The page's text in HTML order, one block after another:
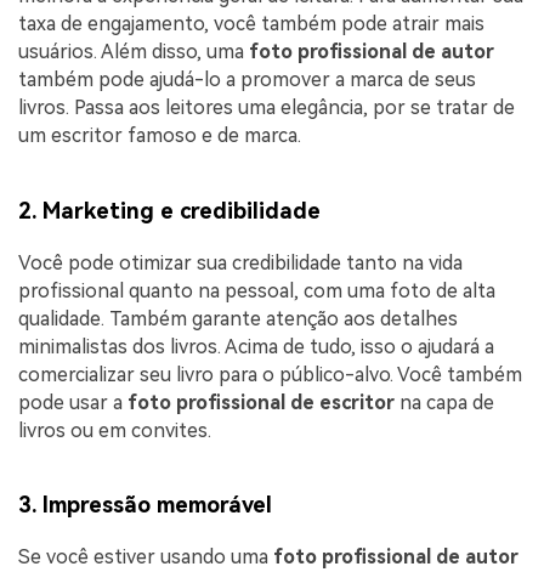
taxa de engajamento, você também pode atrair mais
usuários. Além disso, uma foto profissional de autor
também pode ajudá-lo a promover a marca de seus
livros. Passa aos leitores uma elegância, por se tratar de
um escritor famoso e de marca.
2. Marketing e credibilidade
Você pode otimizar sua credibilidade tanto na vida
profissional quanto na pessoal, com uma foto de alta
qualidade. Também garante atenção aos detalhes
minimalistas dos livros. Acima de tudo, isso o ajudará a
comercializar seu livro para o público-alvo. Você também
pode usar a foto profissional de escritor na capa de
livros ou em convites.
3. Impressão memorável
Se você estiver usando uma foto profissional de autor